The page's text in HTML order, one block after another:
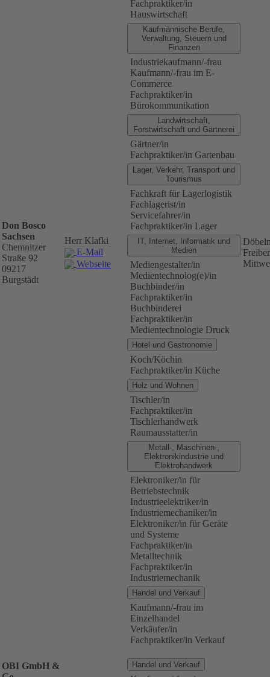
Don Bosco
Sachsen
Chemnitzer
Straße 92
09217
Burgstädt
Herr Klafki
E-Mail
Webseite
Fachpraktiker/in
Hauswirtschaft
Kaufmännische Berufe,
Verwaltung, Steuern und
Finanzen
Industriekaufmann/-frau
Kaufmann/-frau im E-
Commerce
Fachpraktiker/in
Bürokommunikation
Landwirtschaft,
Forstwirtschaft und Gärtnerei
Gärtner/in
Fachpraktiker/in Gartenbau
Lager, Verkehr, Transport und
Tourismus
Fachkraft für Lagerlogistik
Fachlagerist/in
Servicefahrer/in
Fachpraktiker/in Lager
IT, Internet, Informatik und
Medien
Mediengestalter/in
Medientechnolog(e)/in
Buchbinder/in
Fachpraktiker/in
Buchbinderei
Fachpraktiker/in
Medientechnologie Druck
Hotel und Gastronomie
Koch/Köchin
Fachpraktiker/in Küche
Holz und Wohnen
Tischler/in
Fachpraktiker/in
Tischlerhandwerk
Raumausstatter/in
Metall-, Maschinen-,
Elektronikindustrie und
Elektrohandwerk
Elektroniker/in für
Betriebstechnik
Industrieelektriker/in
Industriemechaniker/in
Elektroniker/in für Geräte
und Systeme
Fachpraktiker/in
Metalltechnik
Fachpraktiker/in
Industriemechanik
Handel und Verkauf
Kaufmann/-frau im
Einzelhandel
Verkäufer/in
Fachpraktiker/in Verkauf
OBI GmbH &
Handel und Verkauf